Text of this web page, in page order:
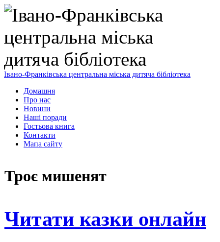
Івано-Франківська центральна міська дитяча бібліотека
Домашня
Про нас
Новини
Наші поради
Гостьова книга
Контакти
Мапа сайту
Троє мишенят
Читати казки онлайн